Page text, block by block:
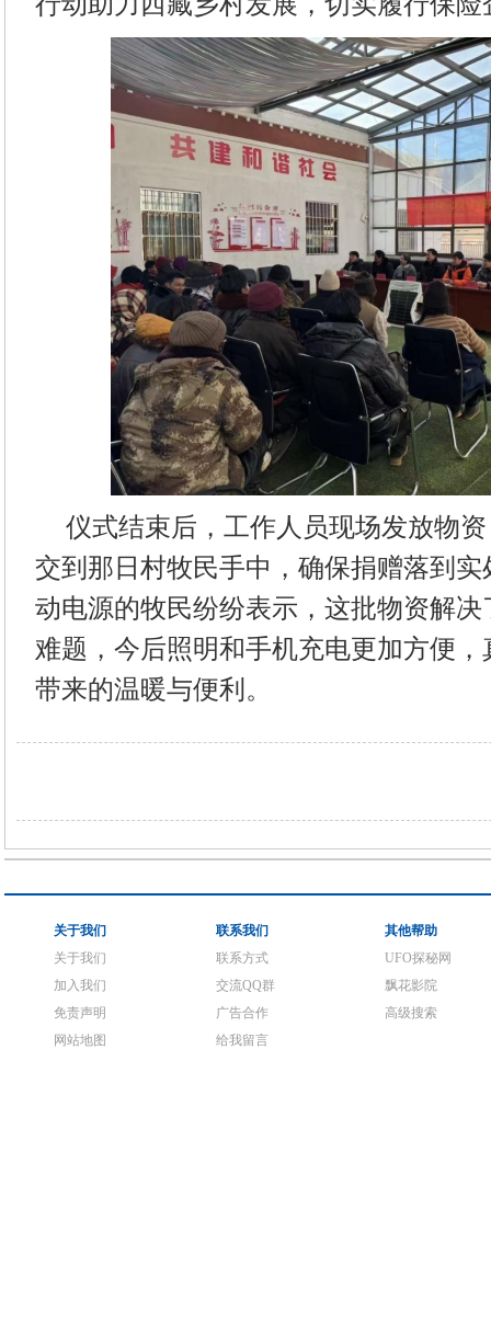
仪式结束后，工作人员现场发放物
交到那日村牧民手中，确保捐赠落到
动电源的牧民纷纷表示，这批物资解
难题，今后照明和手机充电更加方便
带来的温暖与便利。
关于我们
关于我们
加入我们
免责声明
网站地图
联系我们
联系方式
交流QQ群
广告合作
给我留言
其他帮助
UFO探秘网
飘花影院
高级搜索